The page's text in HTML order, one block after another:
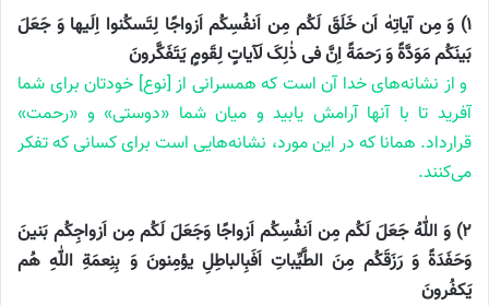
۱) وَ مِن آیاتِهٰ اَن خَلَقَ لَکُم مِن اَنفُسِکُم اَزواجًا لِتَسکُنوا اِلَیها وَ جَعَلَ
بَینَکُم مَوَدَّةً وَ رَحمَةً اِنَّ فی ذٰلِکَ لَآیاتٍ لِقَومٍ یَتَفَکَّرونَ
و از نشانه‌های خدا آن است که همسرانی از [نوع] خودتان برای شما
آفرید تا با آنها آرامش یابید و میان شما «دوستی» و «رحمت»
قرارداد. همانا که در این مورد، نشانه‌هایی است برای کسانی که تفکر
می‌کنند.
۲) وَ اللّٰهُ جَعَلَ لَکُم مِن اَنفُسِکُم اَزواجًا وَجَعَلَ لَکُم مِن اَزواجِکُم بَنینَ
وَحَفَدَةً وَ رَزَقَکُم مِنَ الطَّیِّباتِ اَفَبِالباطِلِ یؤمِنونَ وَ بِنِعمَةِ اللّٰهِ هُم
یَکفُرونَ